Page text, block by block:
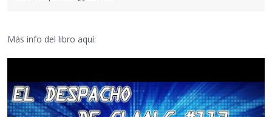
Más info del libro aquí: